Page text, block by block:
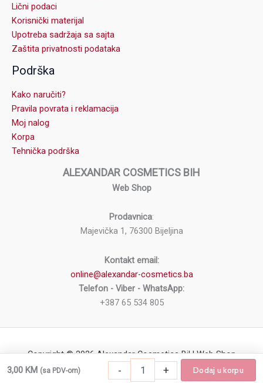
Lični podaci
Korisnički materijal
Upotreba sadržaja sa sajta
Zaštita privatnosti podataka
Podrška
Kako naručiti?
Pravila povrata i reklamacija
Moj nalog
Korpa
Tehnička podrška
ALEXANDAR COSMETICS BIH
Web Shop
Prodavnica:
Majevička 1, 76300 Bijeljina
Kontakt email:
online@alexandar-cosmetics.ba
Telefon - Viber - WhatsApp:
+387 65 534 805
Copyright © 2026 Alexandar Cosmetics BiH Web Shop
3,00 KM (sa PDV-om) -
Vosak za depilaciju SpaNatural 100ml
+ Dodaj u korpu